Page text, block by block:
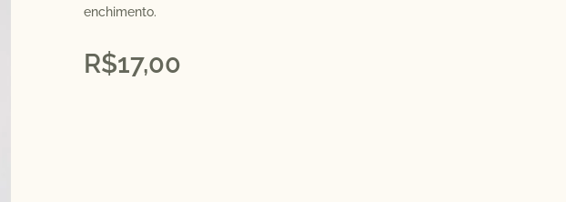
enchimento.
R$17,00